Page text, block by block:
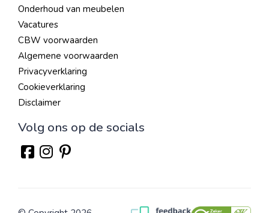
Onderhoud van meubelen
Vacatures
CBW voorwaarden
Algemene voorwaarden
Privacyverklaring
Cookieverklaring
Disclaimer
Volg ons op de socials